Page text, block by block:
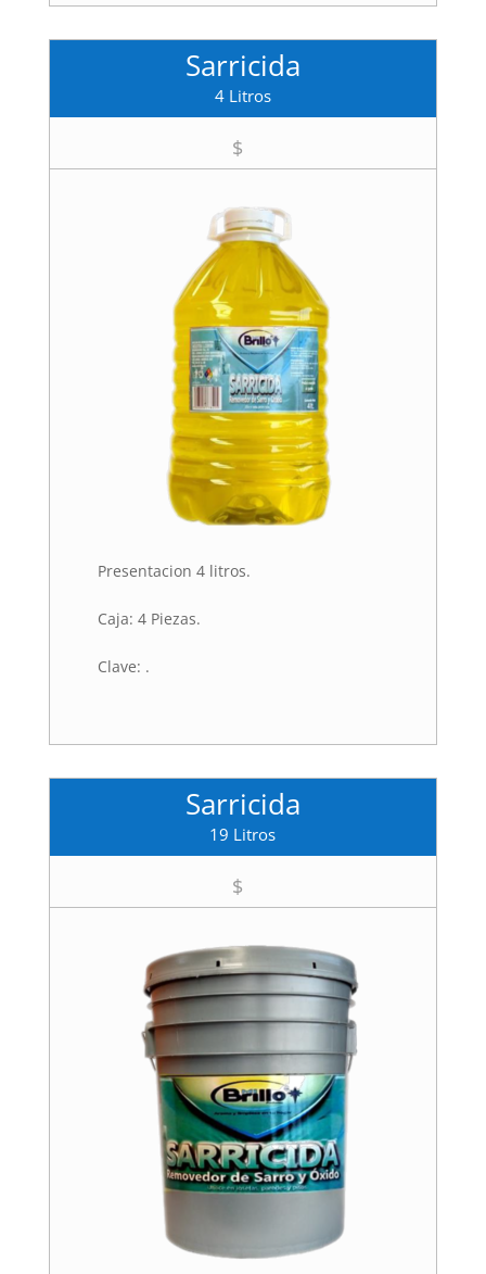
Sarricida
4 Litros
$
Presentacion 4 litros.
Caja: 4 Piezas.
Clave: .
Sarricida
19 Litros
$